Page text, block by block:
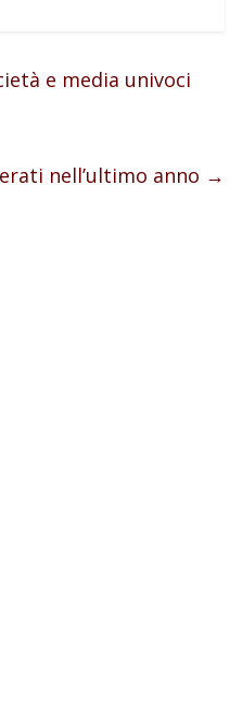
e media univoci
nell’ultimo anno →